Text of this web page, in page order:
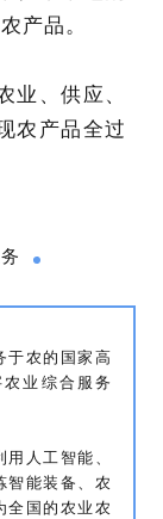
产品。
业、供应、
农产品全过
于农的国家高
业综合服务
人工智能、
智能装备、农
全国的农业农